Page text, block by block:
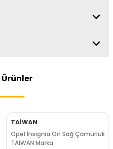
Ürünler
TAİWAN
Opel İnsignia Ön Sağ Çamurluk
TAIWAN Marka